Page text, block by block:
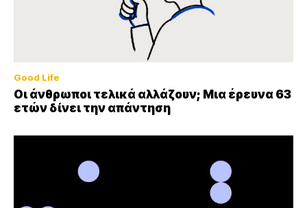
Good Life
Οι άνθρωποι τελικά αλλάζουν; Μια έρευνα 63
ετών δίνει την απάντηση